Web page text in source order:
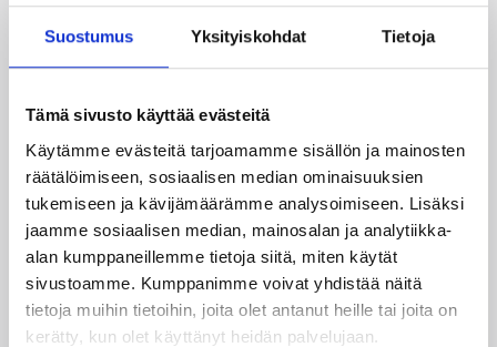
Suostumus Yksityiskohdat Tietoja
Tämä sivusto käyttää evästeitä
Käytämme evästeitä tarjoamamme sisällön ja mainosten
räätälöimiseen, sosiaalisen median ominaisuuksien
tukemiseen ja kävijämäärämme analysoimiseen. Lisäksi
jaamme sosiaalisen median, mainosalan ja analytiikka-
alan kumppaneillemme tietoja siitä, miten käytät
sivustoamme. Kumppanimme voivat yhdistää näitä
tietoja muihin tietoihin, joita olet antanut heille tai joita on
kerätty, kun olet käyttänyt heidän palvelujaan.
Taru Tuukkanen
Kategoriat
Naisten Korisliiga Pääjuttu Sarjat
Katso myös